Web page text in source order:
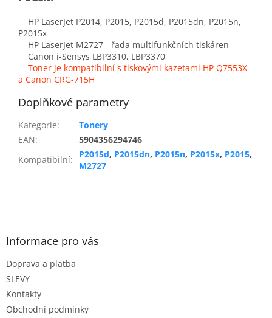
HP LaserJet P2014, P2015, P2015d, P2015dn, P2015n,
P2015x
HP LaserJet M2727 - řada multifunkčních tiskáren
Canon i-Sensys LBP3310, LBP3370
Toner je kompatibilní s tiskovými kazetami HP Q7553X
a Canon CRG-715H
Doplňkové parametry
Kategorie:
Tonery
EAN:
5904356294746
Kompatibilní: P2015d, P2015dn, P2015n, P2015x, P2015,
M2727
Z
Informace pro vás
Doprava a platba
SLEVY
Kontakty
Obchodní podmínky